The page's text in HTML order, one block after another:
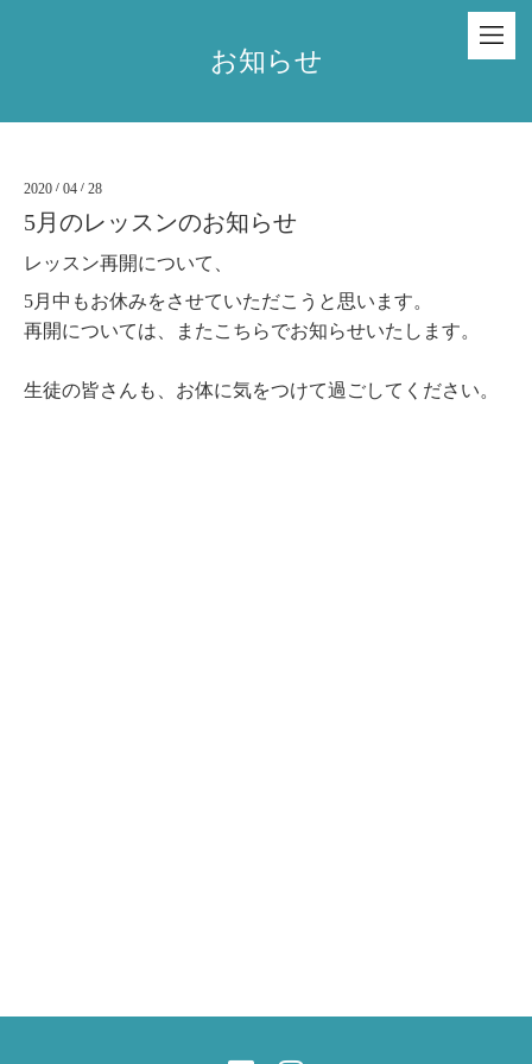
お知らせ
2020 / 04 / 28
5月のレッスンのお知らせ
レッスン再開について、
5月中もお休みをさせていただこうと思います。
再開については、またこちらでお知らせいたします。
生徒の皆さんも、お体に気をつけて過ごしてください。